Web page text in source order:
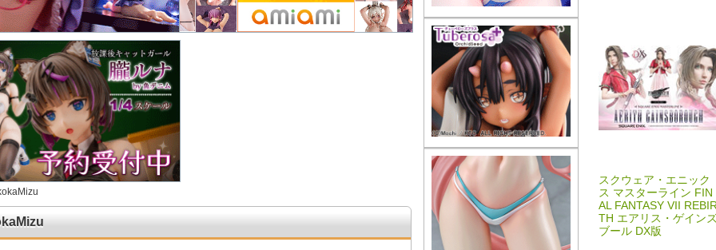
スクウェア・エニック
ス マスターライン FIN
AL FANTASY VII
TH エアリス・ゲイン
ブール DX版